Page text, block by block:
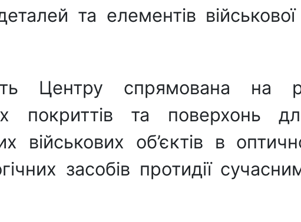
та елементів
Центру спрямована на
покриттів та поверхонь
військових об’єктів в
засобів протидії